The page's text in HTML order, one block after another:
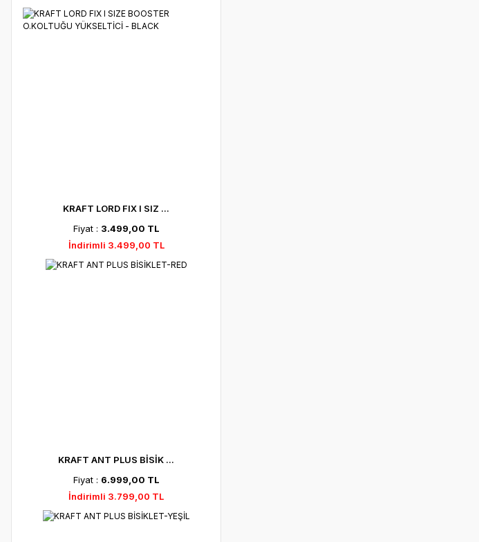
KRAFT LORD FIX I SIZ ...
Fiyat : 3.499,00 TL
İndirimli 3.499,00 TL
KRAFT ANT PLUS BİSİK ...
Fiyat : 6.999,00 TL
İndirimli 3.799,00 TL